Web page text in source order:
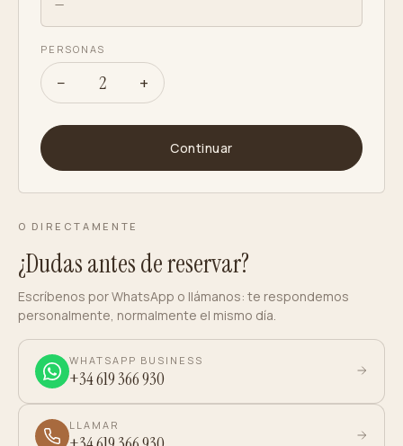
PERSONAS
− 2 +
Continuar
O DIRECTAMENTE
¿Dudas antes de reservar?
Escríbenos por WhatsApp o llámanos: te respondemos
personalmente, normalmente el mismo día.
WHATSAPP BUSINESS
+34 619 366 930
LLAMAR